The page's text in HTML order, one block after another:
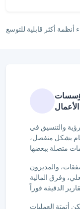
والتنسيق في
بشكل منفصل،
والمديرون
وفرق المالية
أتمتة العمليات